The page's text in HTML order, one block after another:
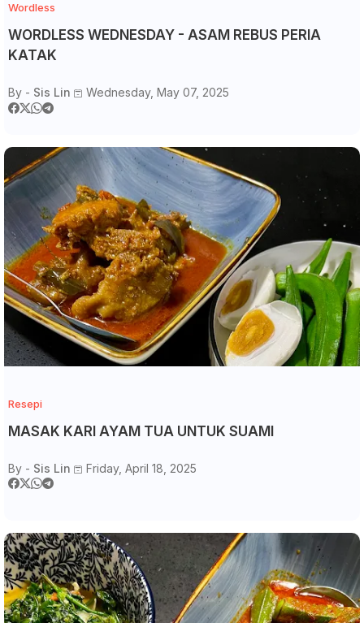
Wordless
WORDLESS WEDNESDAY - ASAM REBUS PERIA
KATAK
By - Sis Lin Wednesday, May 07, 2025
Resepi
MASAK KARI AYAM TUA UNTUK SUAMI
By - Sis Lin Friday, April 18, 2025